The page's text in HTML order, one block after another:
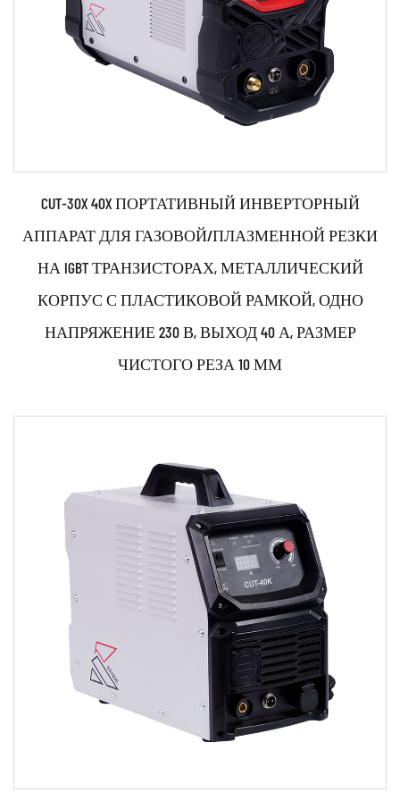
инверторный плазменный резак Производители, фрезы
обычно производятся с использованием передовых
технологий и современного оборудования. Резцы обычно
проектируются и тестируются на соответствие требуемым
высококачественную резку с минимальным образованием
окалины и минимальной зоной термического влияния
(ЗТВ).
Производство инверторного
плазменного резака:
Процесс производства инверторного плазменного резака
Проектирование. Первым этапом производственного
процесса обычно является проектирование резака. Это
может включать создание подробных чертежей и
прототипов, чтобы гарантировать, что резак соответствует
всем необходимым спецификациям и правильно
функционирует.
Выбор материала: Следующим шагом является выбор
материалов, которые будут использоваться для
изготовления резака. Это может включать выбор типов
инвертор IGBT, импульсный источник питания,
технологию у...
ЧИТАТЬ ДАЛЕЕ
CUT-30X 40X ПОРТАТИВНЫЙ ИНВЕРТОРНЫЙ
АППАРАТ ДЛЯ ГАЗОВОЙ/ПЛАЗМЕННОЙ РЕЗКИ
НА IGBT ТРАНЗИСТОРАХ, МЕТАЛЛИЧЕСКИЙ
КОРПУС С ПЛАСТИКОВОЙ РАМКОЙ, ОДНО
НАПРЯЖЕНИЕ 230 В, ВЫХОД 40 А, РАЗМЕР
ЧИСТОГО РЕЗА 10 ММ